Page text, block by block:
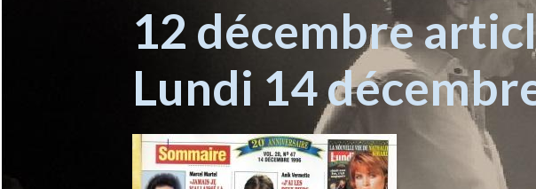
12 décembre
Lundi 14